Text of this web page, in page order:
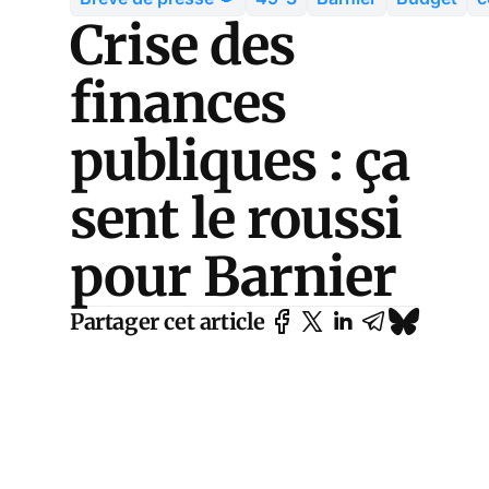
Crise des
finances
publiques : ça
sent le roussi
pour Barnier
Partager cet article